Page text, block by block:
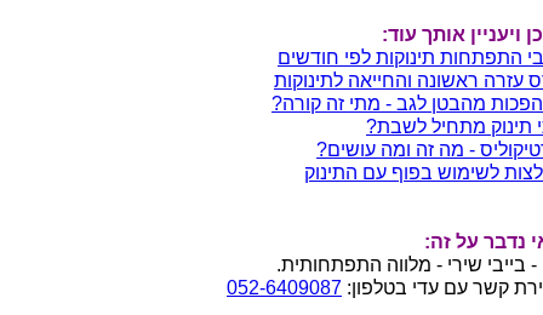
ויעניין אותך עוד:
התפתחות תינוקות לפי חודשים
עזרה ראשונה והחייאה לתינוקות
מהבטן לגב - מתי זה קורה?
תינוק מתחיל לשבת?
- מה זה ומה עושים?
לשימוש בפוף עם התינוק
נדבר על זה:
- בייבי שירי - מלווה התפתחותית.
קשר עם עדי בטלפון: 052-6409087